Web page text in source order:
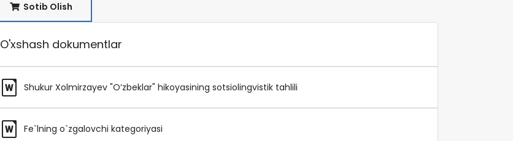
Sotib Olish
O'xshash dokumentlar
Shukur Xolmirzayev "O‘zbeklar" hikoyasining sotsiolingvistik tahlili
Fe`lning o`zgalovchi kategoriyasi